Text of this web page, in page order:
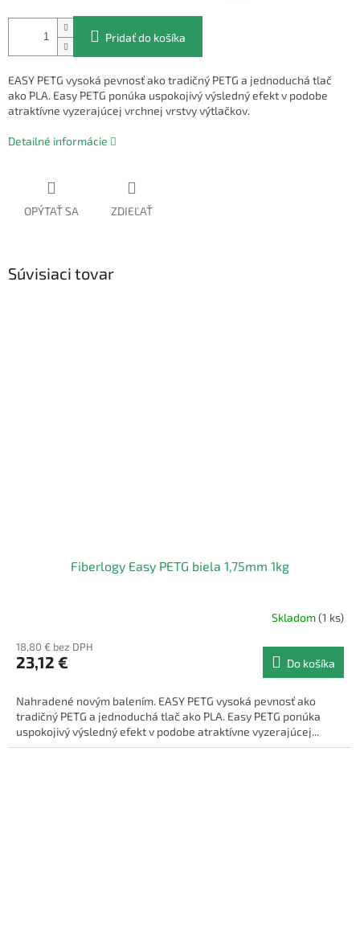
Pridať do košíka
EASY PETG vysoká pevnosť ako tradičný PETG a jednoduchá tlač
ako PLA. Easy PETG ponúka uspokojivý výsledný efekt v podobe
atraktívne vyzerajúcej vrchnej vrstvy výtlačkov.
Detailné informácie
OPÝTAŤ SA ZDIEĽAŤ
Súvisiaci tovar
Fiberlogy Easy PETG biela 1,75mm 1kg
Skladom(1 ks)
18,80 € bez DPH
23,12 € Do košíka
Nahradené novým balením. EASY PETG vysoká pevnosť ako
tradičný PETG a jednoduchá tlač ako PLA. Easy PETG ponúka
uspokojivý výsledný efekt v podobe atraktívne vyzerajúcej...